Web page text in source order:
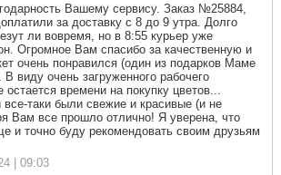
Вашему сервису. Заказ №25884,
за доставку с 8 до 9 утра. Долго
ли вовремя, но в 8:55 курьер уже
Огромное Вам спасибо за качественную и
очень понравился (один из подарков Маме
виду очень загруженного рабочего
времени на покупку цветов...
все-таки были свежие и красивые (и не
Вам все прошло отлично! Я уверена, что
и точно буду рекомендовать своим друзьям
| 09:03